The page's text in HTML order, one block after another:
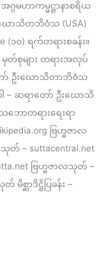
အဂ္ဂမဟာကမ္မဋ္ဌာနာစရိယ
ဃောသိတဘိဝံသ (USA)
(၁၀) ရက်တရားစခန်း။
တ်စုများ တရားအလုပ်
ာ် ဦးဃောသိတာဘိဝံသ
ါ – ဆရာတော် ဦးဃောသိ
ောတရားရေးရာ
ဗြဟ္မဇာလ
တ် – suttacentral.net
ဗြဟ္မဇာလသုတ် –
မိစ္ဆာဒိဋ္ဌိပြခန်း –